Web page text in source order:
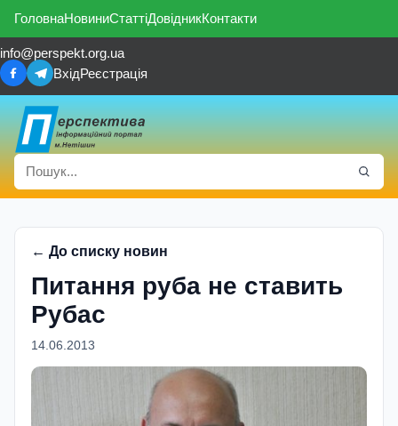
ГоловнаНовиниСтаттіДовідникКонтакти
info@perspekt.org.ua
ВхідРеєстрація
← До списку новин
Питання руба не ставить
Рубас
14.06.2013